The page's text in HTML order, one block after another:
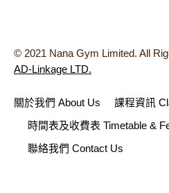
© 2021 Nana Gym Limited. All
AD-Linkage LTD.
關於我們 About Us 課程資訊
時間表及收費表 Timetable &
聯絡我們 Contact Us